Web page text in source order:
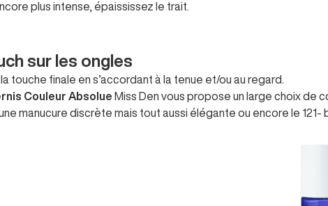
plus intense, épaississez le trait.
sur les ongles
touche finale en s’accordant à la tenue et/ou au regard.
Couleur Absolue Miss Den vous propose un large choix de
manucure discrète mais tout aussi élégante ou encore le 121-